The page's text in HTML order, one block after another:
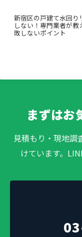
新宿区の戸建て水回り
しない！専門業者が
敗しないポイント
まずはお
見積もり・現地調
けています。